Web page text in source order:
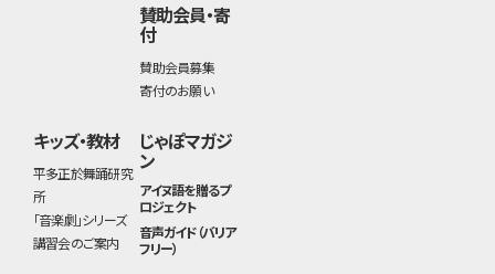
賛助会員・寄
付
賛助会員募集
寄付のお願い
キッズ・教材
平多正於舞踊研究
所
「音楽劇」シリーズ
講習会のご案内
じゃぽマガジ
ン
アイヌ語を贈るプ
ロジェクト
音声ガイド（バリア
フリー）